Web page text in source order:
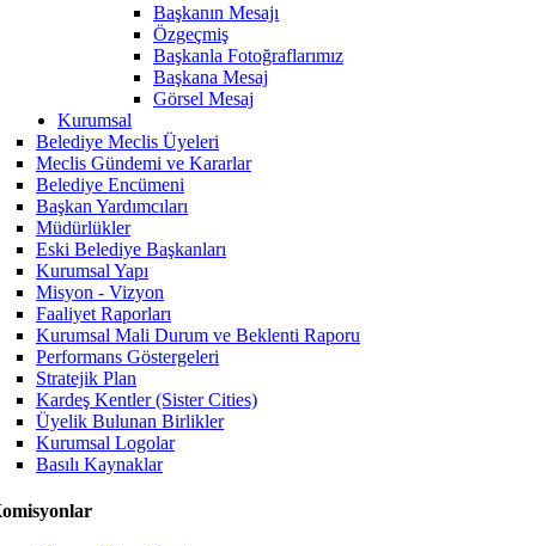
Başkanın Mesajı
Özgeçmiş
Başkanla Fotoğraflarımız
Başkana Mesaj
Görsel Mesaj
Kurumsal
Belediye Meclis Üyeleri
Meclis Gündemi ve Kararlar
Belediye Encümeni
Başkan Yardımcıları
Müdürlükler
Eski Belediye Başkanları
Kurumsal Yapı
Misyon - Vizyon
Faaliyet Raporları
Kurumsal Mali Durum ve Beklenti Raporu
Performans Göstergeleri
Stratejik Plan
Kardeş Kentler (Sister Cities)
Üyelik Bulunan Birlikler
Kurumsal Logolar
Basılı Kaynaklar